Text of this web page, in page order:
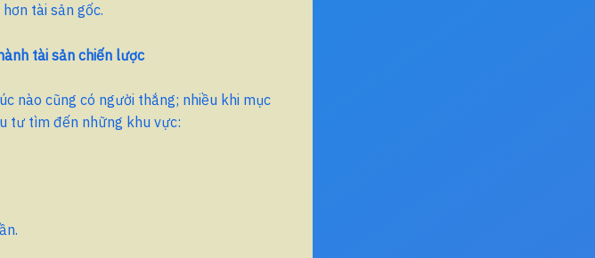
tài sản gốc.
tài sản chiến lược
nào cũng có người thắng; nhiều khi mục
tư tìm đến những khu vực: